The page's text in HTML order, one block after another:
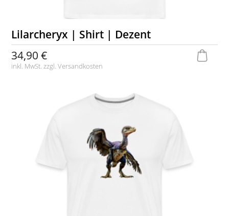
Lilarcheryx | Shirt | Dezent
34,90 €
inkl. MwSt. zzgl.Versandkosten